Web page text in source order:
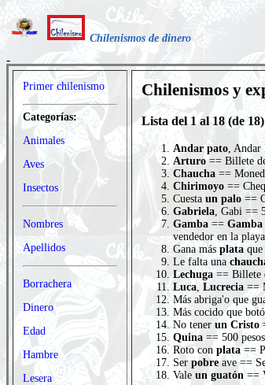
Chilenismos de dinero
Primer chilenismo
Categorías:
Animales
Aves
Insectos
Nombres
Apellidos
Borrachera
Dinero
Edad
Hambre
Lesera
Chilenismos y
Lista del 1 al 18 (de 18)
Andar pato ,
Arturo== Billete
Chaucha ==
Chirimoyo ==
Cuesta un palo ==
Gabriela , Gabi ==
Gamba == Gamba
vendedor en la
Gana más plata
Le falta una
Lechuga == Billete
Luca Lucrecia ==
Más abriga'o que
Más cocido que
No tener un Cristo
Quina == 500
Roto con plata==
Serpobreave ==
Vale un guatón ==